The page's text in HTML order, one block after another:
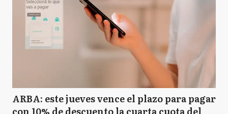
ARBA: este jueves vence el plazo para pagar
con 10% de descuento la cuarta cuota del